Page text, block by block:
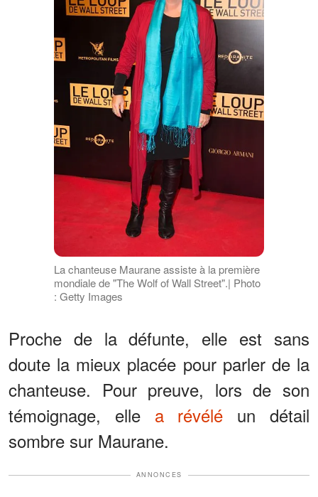
La chanteuse Maurane assiste à la première
mondiale de "The Wolf of Wall Street".| Photo
: Getty Images
Proche de la défunte, elle est sans
doute la mieux placée pour parler de la
chanteuse. Pour preuve, lors de son
témoignage, elle a révélé un détail
sombre sur Maurane.
ANNONCES